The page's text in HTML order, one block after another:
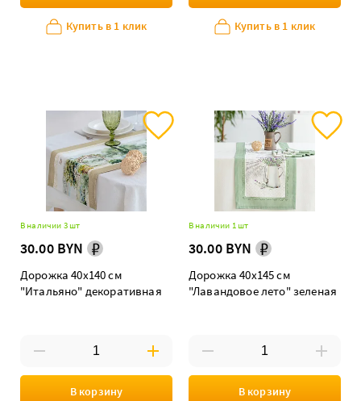
Купить в 1 клик Купить в 1 клик
В наличии 3 шт
30.00 BYN
Дорожка 40х140 см
"Итальяно" декоративная
В корзину
В наличии 1 шт
30.00 BYN
Дорожка 40х145 см
"Лавандовое лето" зеленая
В корзину